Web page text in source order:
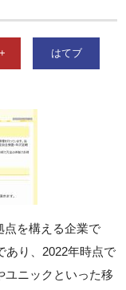
はてブ
点を構える企業で
あり、2022年時点で
ユニックといった移